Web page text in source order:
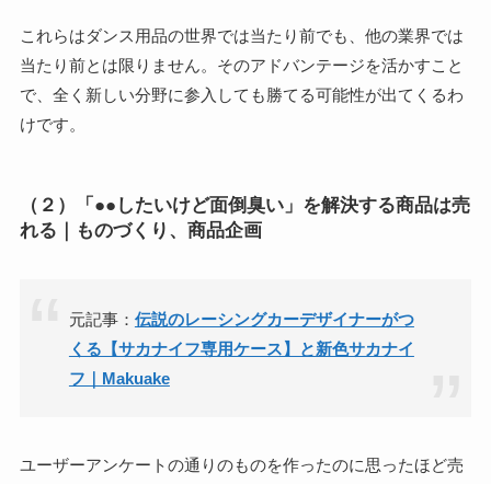
これらはダンス用品の世界では当たり前でも、他の業界では
当たり前とは限りません。そのアドバンテージを活かすこと
で、全く新しい分野に参入しても勝てる可能性が出てくるわ
けです。
（２）「●●したいけど面倒臭い」を解決する商品は売
れる｜ものづくり、商品企画
元記事： 伝説のレーシングカーデザイナーがつ
くる【サカナイフ専用ケース】と新色サカナイ
フ｜Makuake
ユーザーアンケートの通りのものを作ったのに思ったほど売